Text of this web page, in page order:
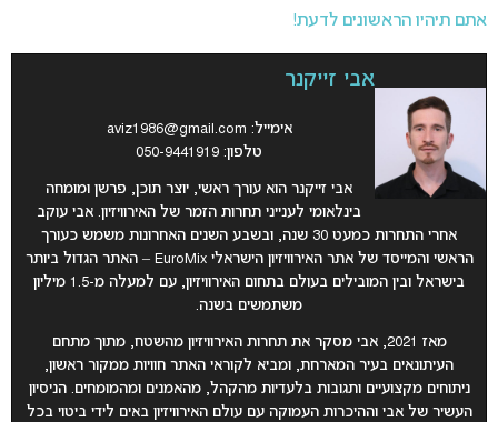
אתם תיהיו הראשונים לדעת!
אבי זייקנר
אימייל: aviz1986@gmail.com
טלפון: 050-9441919
אבי זייקנר הוא עורך ראשי, יוצר תוכן, פרשן ומומחה
בינלאומי לענייני תחרות הזמר של האירוויזיון. אבי עוקב
אחרי התחרות כמעט 30 שנה, ובשבע השנים האחרונות משמש כעורך
הראשי והמייסד של אתר האירוויזיון הישראלי EuroMix – האתר הגדול ביותר
בישראל ובין המובילים בעולם בתחום האירוויזיון, עם למעלה מ-1.5 מיליון
משתמשים בשנה.
מאז 2021, אבי מסקר את תחרות האירוויזיון מהשטח, מתוך מתחם
העיתונאים בעיר המארחת, ומביא לקוראי האתר חוויות ממקור ראשון,
ניתוחים מקצועיים ותגובות בלעדיות מהקהל, מהאמנים ומהמומחים. הניסיון
העשיר של אבי וההיכרות העמוקה עם עולם האירוויזיון באים לידי ביטוי בכל